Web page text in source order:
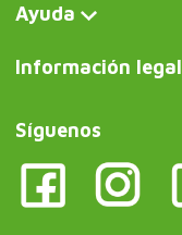
Ayuda
Información legal
Síguenos